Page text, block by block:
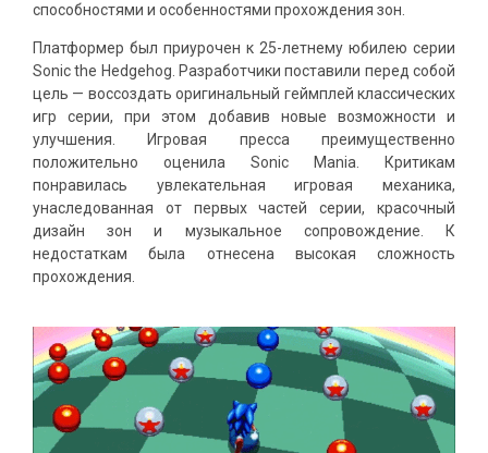
способностями и особенностями прохождения зон.
Платформер был приурочен к 25-летнему юбилею серии
Sonic the Hedgehog. Разработчики поставили перед собой
цель — воссоздать оригинальный геймплей классических
игр серии, при этом добавив новые возможности и
улучшения. Игровая пресса преимущественно
положительно оценила Sonic Mania. Критикам
понравилась увлекательная игровая механика,
унаследованная от первых частей серии, красочный
дизайн зон и музыкальное сопровождение. К
недостаткам была отнесена высокая сложность
прохождения.